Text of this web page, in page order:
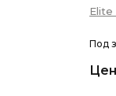
Elite
Под